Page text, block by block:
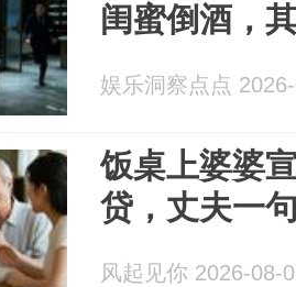
闺蜜倒酒，
娱乐洞察点点
饭桌上婆婆
贷，丈夫一
风起见你 2026-08-